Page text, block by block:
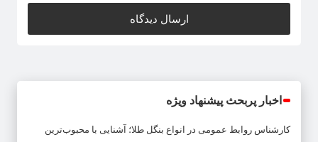
اخبار پربحث پیشنهاد ویژه
کارشناس روابط عمومی در
انواع بنگل طلا؛ آشنایی با محبوب‌ترین